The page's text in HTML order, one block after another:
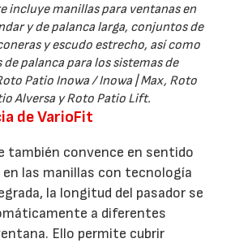
incluye manillas para ventanas en
y de palanca larga, conjuntos de
y escudo estrecho, así como
de palanca para los sistemas de
Patio Inowa / Inowa | Max, Roto
Alversa y Roto Patio Lift.
de VarioFit
también convence en sentido
las manillas con tecnología
la longitud del pasador se
a diferentes
Ello permite cubrir